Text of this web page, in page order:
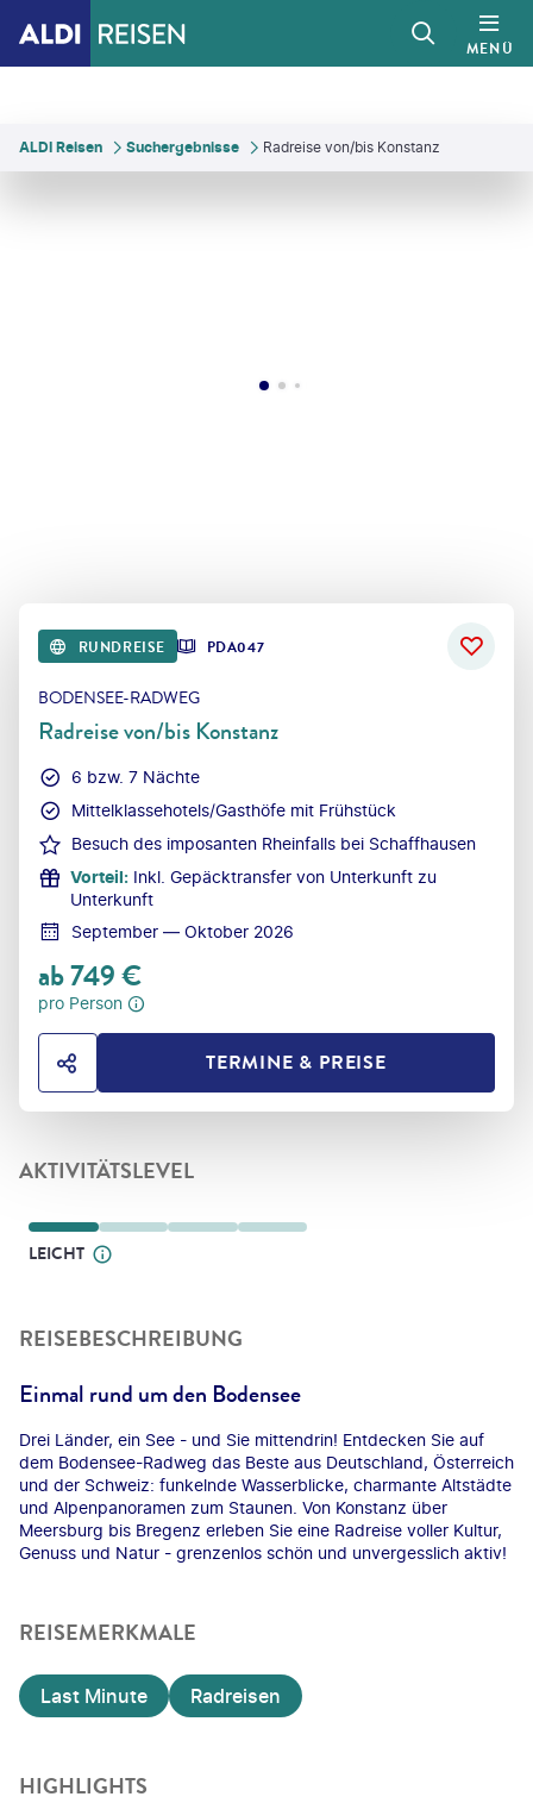
MENÜ
ALDI Reisen Suchergebnisse Radreise von/bis Konstanz
RUNDREISE PDA047
BODENSEE-RADWEG
Radreise von/bis Konstanz
6 bzw. 7 Nächte
Mittelklassehotels/Gasthöfe mit Frühstück
Besuch des imposanten Rheinfalls bei Schaffhausen
Vorteil: Inkl. Gepäcktransfer von Unterkunft zu
Unterkunft
September — Oktober 2026
ab749€
pro Person
HOTEL TEILENTERMINE & PREISE
AKTIVITÄTSLEVEL
LEICHT
REISEBESCHREIBUNG
Einmal rund um den Bodensee
Drei Länder, ein See - und Sie mittendrin! Entdecken Sie auf
dem Bodensee-Radweg das Beste aus Deutschland, Österreich
und der Schweiz: funkelnde Wasserblicke, charmante Altstädte
und Alpenpanoramen zum Staunen. Von Konstanz über
Meersburg bis Bregenz erleben Sie eine Radreise voller Kultur,
Genuss und Natur - grenzenlos schön und unvergesslich aktiv!
REISEMERKMALE
Last Minute Radreisen
HIGHLIGHTS